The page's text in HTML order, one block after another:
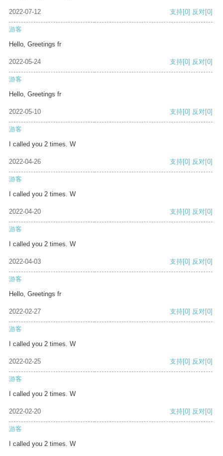
2022-07-12 支持[0] 反对[0]
游客
Hello, Greetings fr
2022-05-24 支持[0] 反对[0]
游客
Hello, Greetings fr
2022-05-10 支持[0] 反对[0]
游客
I called you 2 times. W
2022-04-26 支持[0] 反对[0]
游客
I called you 2 times. W
2022-04-20 支持[0] 反对[0]
游客
I called you 2 times. W
2022-04-03 支持[0] 反对[0]
游客
Hello, Greetings fr
2022-02-27 支持[0] 反对[0]
游客
I called you 2 times. W
2022-02-25 支持[0] 反对[0]
游客
I called you 2 times. W
2022-02-20 支持[0] 反对[0]
游客
I called you 2 times. W